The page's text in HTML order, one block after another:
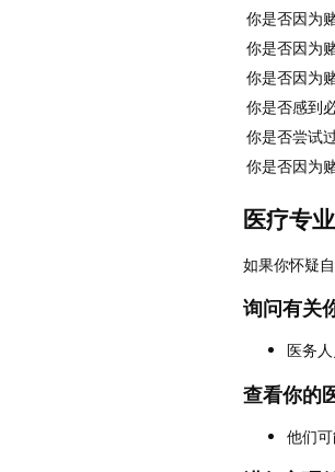
你是否因为
你是否因为
你是否因为
你是否感到
你是否尝试
你是否因为
医疗专
如果你怀疑
询问有关
医务
查看你的
他们